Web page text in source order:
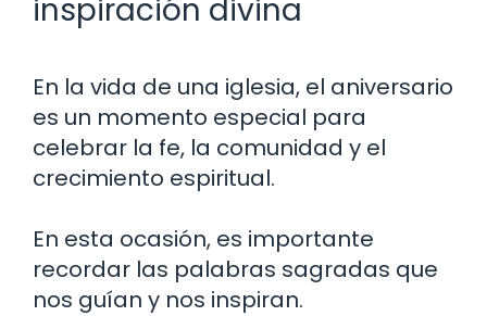
inspiración divina
En la vida de una iglesia, el aniversario
es un momento especial para
celebrar la fe, la comunidad y el
crecimiento espiritual.
En esta ocasión, es importante
recordar las palabras sagradas que
nos guían y nos inspiran.